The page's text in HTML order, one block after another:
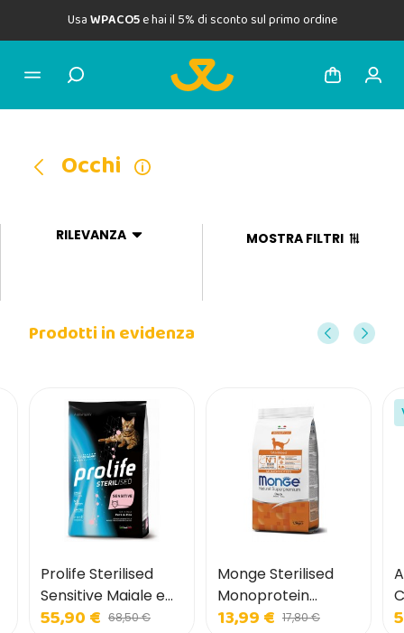
UsaWPACO5e hai il 5% di sconto sul primo ordine
Occhi
RILEVANZA MOSTRA FILTRI
Prodotti in evidenza
Prolife Sterilised
Sensitive Maiale e
Riso per Gatti
55,90 € 68,50 €
Monge Sterilised
Monoprotein
Anatra per Gatti
13,99 € 17,80 €